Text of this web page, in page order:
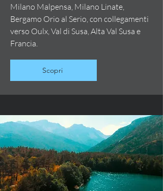
Milano Malpensa, Milano Linate,
Bergamo Orio al Serio, con collegamenti
verso Oulx, Val di Susa, Alta Val Susa e
Francia.
Scopri